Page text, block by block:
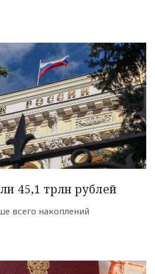
45,1 трлн рублей
всего накоплений